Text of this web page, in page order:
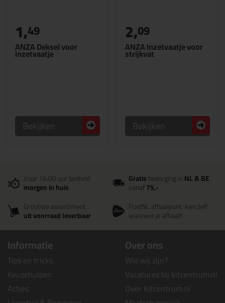
ANZA Deksel voor
inzetvaatje
1,49
Bekijken
ANZA Inzetvaatje voor
strijkvat
2,09
Bekijken
Voor 16:00 uur besteld
morgen in huis
Gratisbezorging inNL & BE
vanaf75,-
Grootste assortiment
uit voorraad leverbaar
PostNL afhaalpunt: kies zelf
wanneer je afhaalt
Informatie
Tips en tricks
Keuzehulpen
Acties
Over ons
Wie wij zijn?
Vacatures bij kitcentrum.nl
Over Kitcentrum.nl